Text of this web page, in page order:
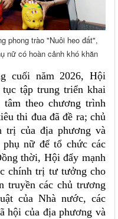
phong trào "Nuôi heo đất",
nữ có hoàn cảnh khó khăn
cuối năm 2026, Hội
tập trung triển khai
theo chương trình
thi đua đã đề ra; chủ
trị của địa phương và
nữ để tổ chức các
thời, Hội đẩy mạnh
chính trị tư tưởng cho
truyền các chủ trương
của Nhà nước, các
hội của địa phương và